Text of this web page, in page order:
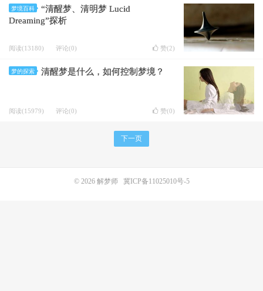
梦境百科
“清醒梦、清明梦 Lucid
Dreaming”探析
阅读(13180) 评论(0) 赞(2)
梦的探索 清醒梦是什么，如何控制梦境？
阅读(15979) 评论(0) 赞(0)
下一页
© 2026 解梦师 冀ICP备11025010号-5